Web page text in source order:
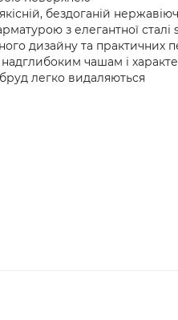
бездоганій
з елегантної
дизайну та практичних
чашам і
легко видаляються